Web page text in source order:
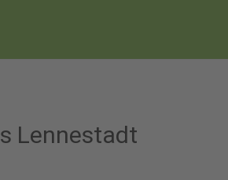
Lennestadt